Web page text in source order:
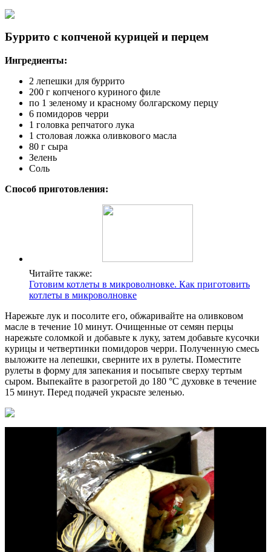
Буррито с копченой курицей и перцем
Ингредиенты:
2 лепешки для буррито
200 г копченого куриного филе
по 1 зеленому и красному болгарскому перцу
6 помидоров черри
1 головка репчатого лука
1 столовая ложка оливкового масла
80 г сыра
Зелень
Соль
Способ приготовления:
Читайте также:
Готовим котлеты в микроволновке. Как приготовить
котлеты в микроволновке
Нарежьте лук и посолите его, обжаривайте на оливковом
масле в течение 10 минут. Очищенные от семян перцы
нарежьте соломкой и добавьте к луку, затем добавьте кусочки
курицы и четвертинки помидоров черри. Полученную смесь
выложите на лепешки, сверните их в рулеты. Поместите
рулеты в форму для запекания и посыпьте сверху тертым
сыром. Выпекайте в разогретой до 180 °C духовке в течение
15 минут. Перед подачей украсьте зеленью.